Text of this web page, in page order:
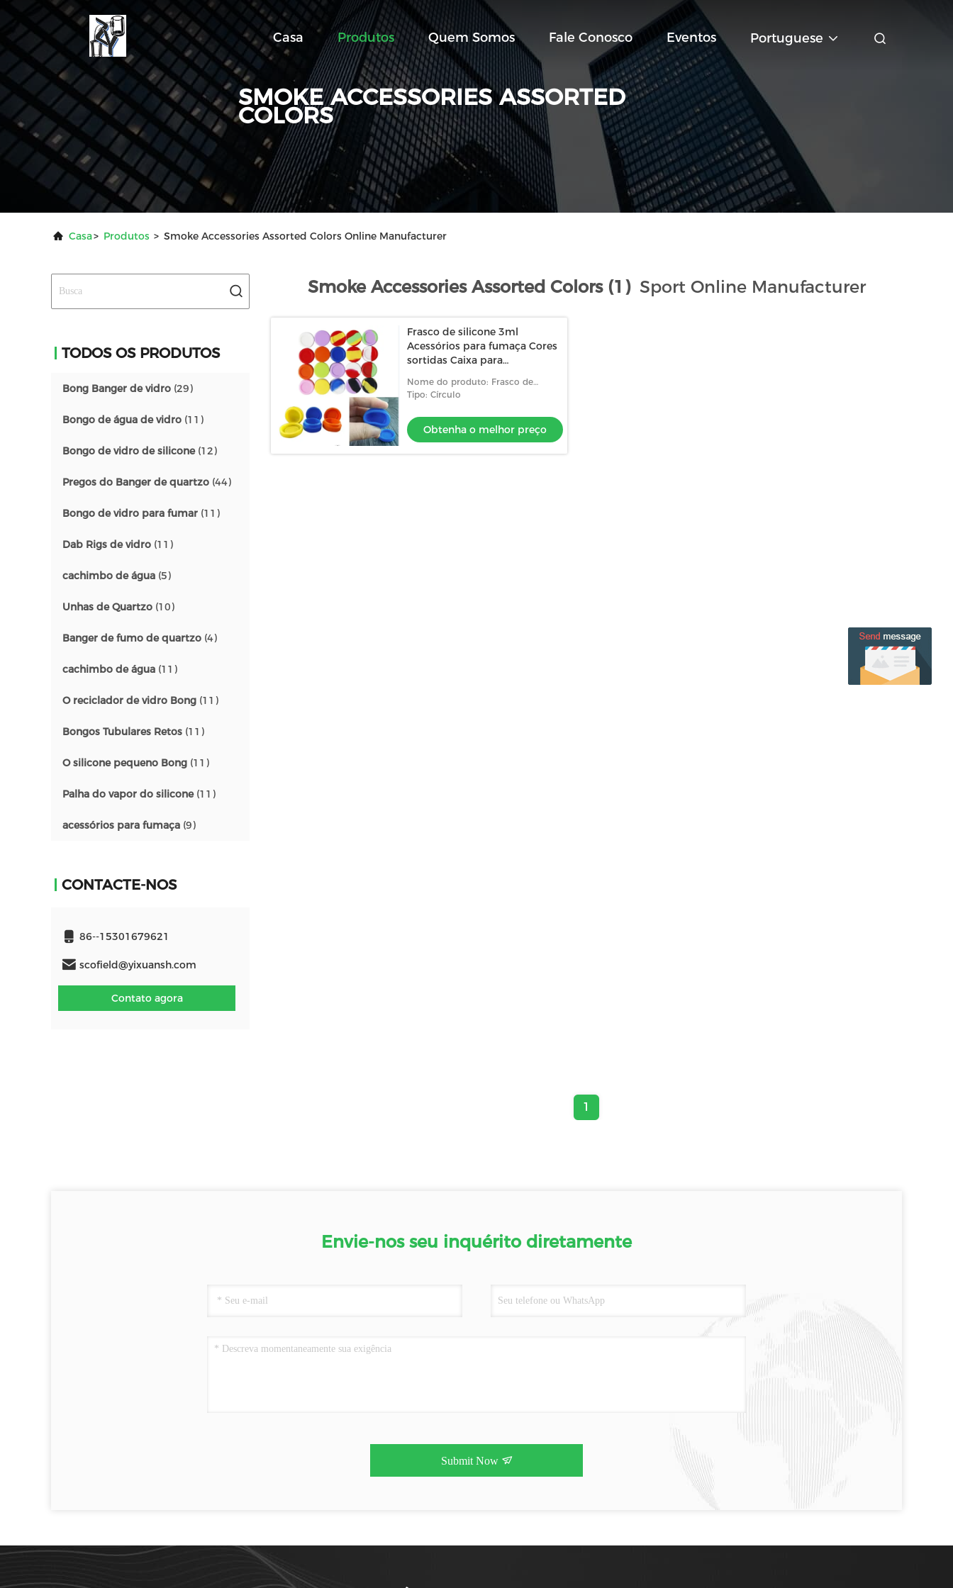
Casa Produtos Quem Somos Fale Conosco Eventos Portuguese
SMOKE ACCESSORIES ASSORTED
COLORS
Casa> Produtos > Smoke Accessories Assorted Colors Online Manufacturer
TODOS OS PRODUTOS
Bong Banger de vidro (29)
Bongo de água de vidro (11)
Bongo de vidro de silicone(12)
Pregos do Banger de quartzo (44)
Bongo de vidro para fumar (11)
Dab Rigs de vidro (11)
cachimbo de água (5)
Unhas de Quartzo (10)
Banger de fumo de quartzo (4)
cachimbo de água (11)
O reciclador de vidro Bong (11)
Bongos Tubulares Retos (11)
O silicone pequeno Bong (11)
Palha do vapor do silicone(11)
acessórios para fumaça (9)
CONTACTE-NOS
86--15301679621
scofield@yixuansh.com
Contato agora
Smoke Accessories Assorted Colors (1) Sport Online Manufacturer
Frasco de silicone 3ml
Acessórios para fumaça Cores
sortidas Caixa para
Nome do produto: Frasco de
silicone;Caixa de armazenamento
Tipo: Círculo
Obtenha o melhor preço
1
Envie-nos seu inquérito diretamente
Submit Now